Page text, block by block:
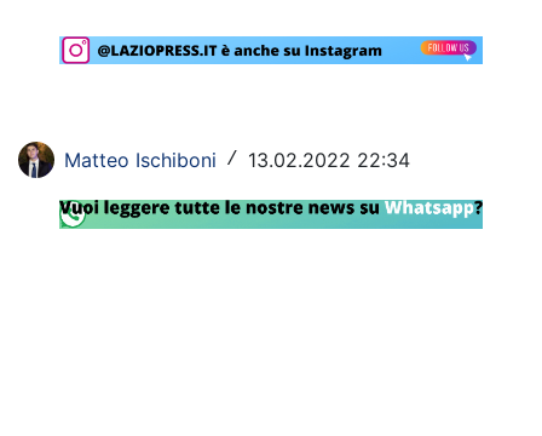
Primavera
Lazio Women
Rassegna Lazio
Matteo Ischiboni / 13.02.2022 22:34